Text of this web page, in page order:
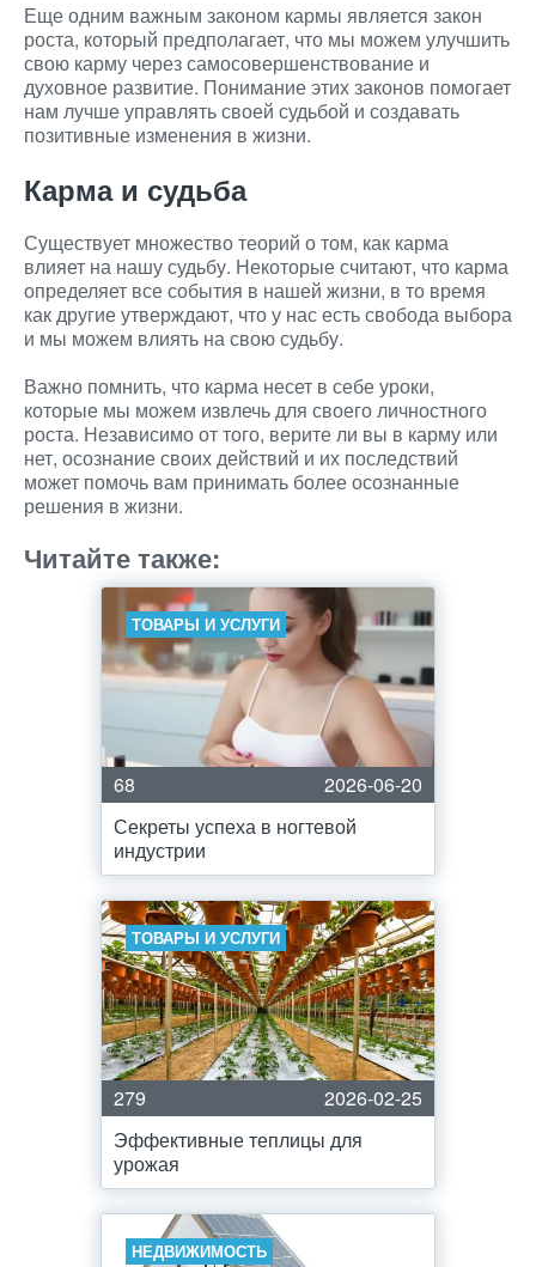
Еще одним важным законом кармы является закон
роста, который предполагает, что мы можем улучшить
свою карму через самосовершенствование и
духовное развитие. Понимание этих законов помогает
нам лучше управлять своей судьбой и создавать
позитивные изменения в жизни.
Карма и судьба
Существует множество теорий о том, как карма
влияет на нашу судьбу. Некоторые считают, что карма
определяет все события в нашей жизни, в то время
как другие утверждают, что у нас есть свобода выбора
и мы можем влиять на свою судьбу.
Важно помнить, что карма несет в себе уроки,
которые мы можем извлечь для своего личностного
роста. Независимо от того, верите ли вы в карму или
нет, осознание своих действий и их последствий
может помочь вам принимать более осознанные
решения в жизни.
Читайте также:
ТОВАРЫ И УСЛУГИ
68
2026-06-20
Секреты успеха в ногтевой
индустрии
ТОВАРЫ И УСЛУГИ
279
2026-02-25
Эффективные теплицы для
урожая
НЕДВИЖИМОСТЬ